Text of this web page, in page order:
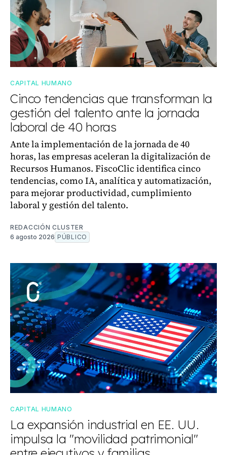
CAPITAL HUMANO
Cinco tendencias que transforman la
gestión del talento ante la jornada
laboral de 40 horas
Ante la implementación de la jornada de 40
horas, las empresas aceleran la digitalización de
Recursos Humanos. FiscoClic identifica cinco
tendencias, como IA, analítica y automatización,
para mejorar productividad, cumplimiento
laboral y gestión del talento.
REDACCIÓN CLUSTER
6 agosto 2026 PÚBLICO
CAPITAL HUMANO
La expansión industrial en EE. UU.
impulsa la "movilidad patrimonial"